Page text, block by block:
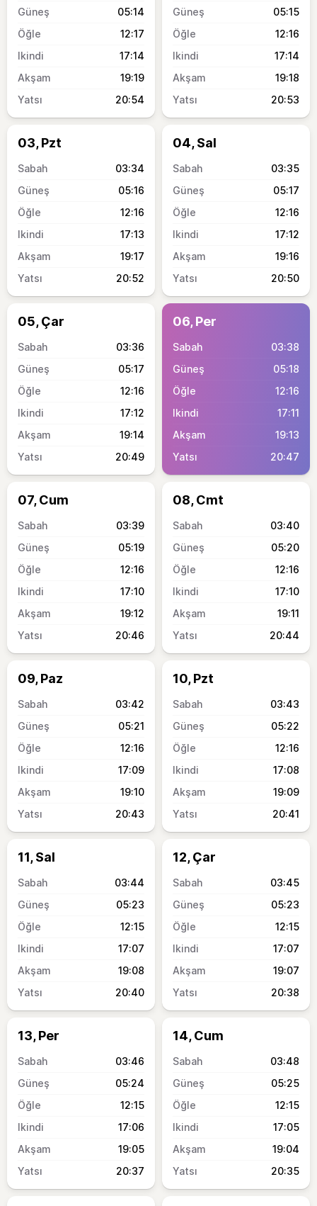
05:14
12:17
17:14
19:19
20:54
05:15
12:16
17:14
19:18
20:53
03, Pzt
03:34
05:16
12:16
17:13
19:17
20:52
04, Sal
03:35
05:17
12:16
17:12
19:16
20:50
05, Çar
03:36
05:17
12:16
17:12
19:14
20:49
06, Per
03:38
05:18
12:16
17:11
19:13
20:47
07, Cum
03:39
05:19
12:16
17:10
19:12
20:46
08, Cmt
03:40
05:20
12:16
17:10
19:11
20:44
09, Paz
03:42
05:21
12:16
17:09
19:10
20:43
10, Pzt
03:43
05:22
12:16
17:08
19:09
20:41
11, Sal
03:44
05:23
12:15
17:07
19:08
20:40
12, Çar
03:45
05:23
12:15
17:07
19:07
20:38
13, Per
03:46
05:24
12:15
17:06
19:05
20:37
14, Cum
03:48
05:25
12:15
17:05
19:04
20:35